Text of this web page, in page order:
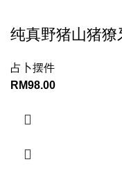
纯真野猪山猪
占卜摆件
RM98.00